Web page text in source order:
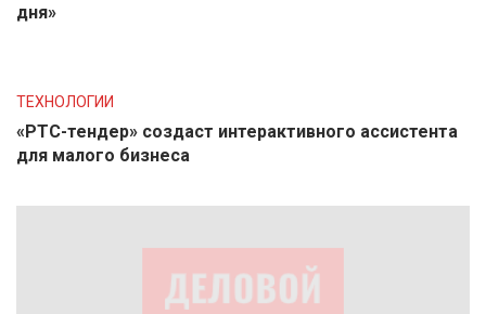
дня»
ТЕХНОЛОГИИ
«РТС-тендер» создаст интерактивного ассистента
для малого бизнеса